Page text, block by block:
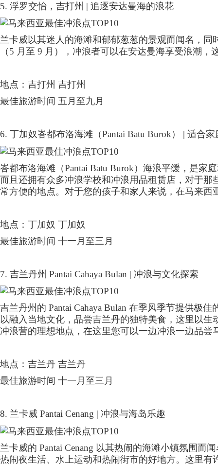
5. 浮罗交怡，吉打州 | 追逐安达曼海的浪花
兰卡威以其迷人的海滩和郁郁葱葱的景观而闻名，
（5 月至 9 月），冲浪者可以在安达曼海享受浪潮，
地点：吉打州 吉打州
最佳旅游时间 五月至九月
6. 丁加奴峇都布洛海滩（Pantai Batu Burok） | 适合家
峇都布洛海滩（Pantai Batu Burok）海浪平缓，是家
而且还拥有众多冲浪学校和冲浪用品租赁店，对于
常方便的地点。对于您的孩子和家人来说，在马来西
地点：丁加奴 丁加奴
最佳旅游时间 十一月至三月
7. 吉兰丹州 Pantai Cahaya Bulan | 冲浪与文化探索
吉兰丹州的 Pantai Cahaya Bulan 在季风季节提供极佳
以融入当地文化，品尝吉兰丹的独特美食，这里以
冲浪营的理想地点，在这里您可以一边冲浪一边品尝
地点：吉兰丹 吉兰丹
最佳旅游时间 十一月至三月
8. 兰卡威 Pantai Cenang | 冲浪与海岛乐趣
兰卡威的 Pantai Cenang 以其热闹的海滩小镇氛围而
热闹夜生活、水上运动和热闹街市的好地方。这里